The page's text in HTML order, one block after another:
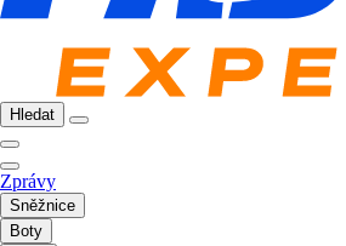
Hledat
Zprávy
Sněžnice
Boty